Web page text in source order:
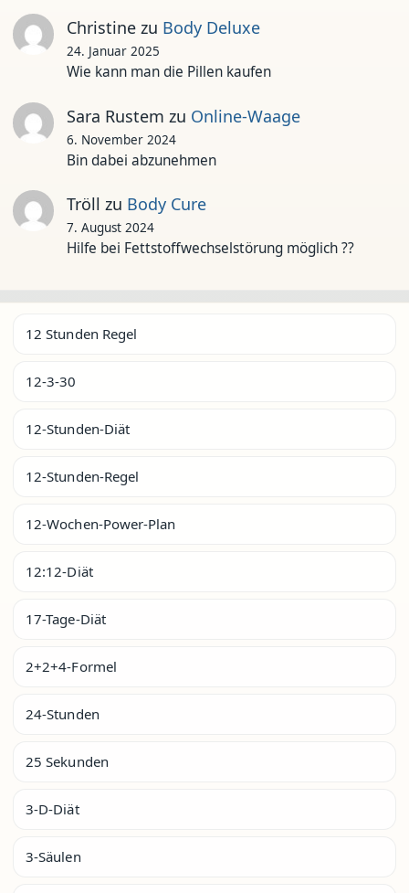
Christinezu Body Deluxe
24. Januar 2025
Wie kann man die Pillen kaufen
Sara Rustem zu Online-Waage
6. November 2024
Bin dabei abzunehmen
Tröll zu Body Cure
7. August 2024
Hilfe bei Fettstoffwechselstörung möglich ??
12 Stunden Regel
12-3-30
12-Stunden-Diät
12-Stunden-Regel
12-Wochen-Power-Plan
12:12-Diät
17-Tage-Diät
2+2+4-Formel
24-Stunden
25 Sekunden
3-D-Diät
3-Säulen